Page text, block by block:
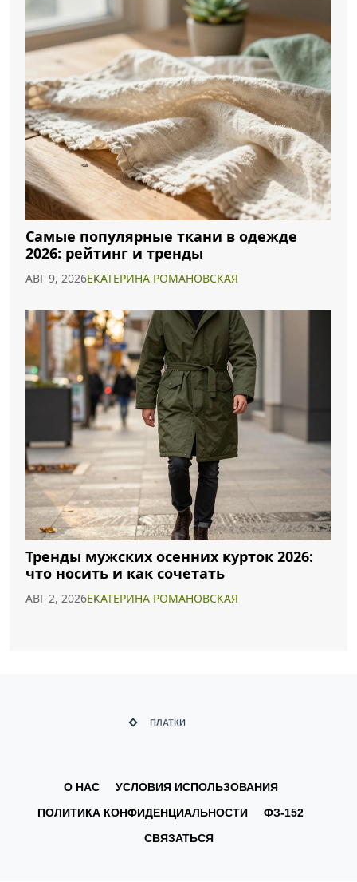
Самые популярные ткани в одежде
2026: рейтинг и тренды
АВГ 9, 2026ЕКАТЕРИНА РОМАНОВСКАЯ
Тренды мужских осенних курток 2026:
что носить и как сочетать
АВГ 2, 2026ЕКАТЕРИНА РОМАНОВСКАЯ
О НАС
УСЛОВИЯ ИСПОЛЬЗОВАНИЯ
ПОЛИТИКА КОНФИДЕНЦИАЛЬНОСТИ
ФЗ-152
СВЯЗАТЬСЯ